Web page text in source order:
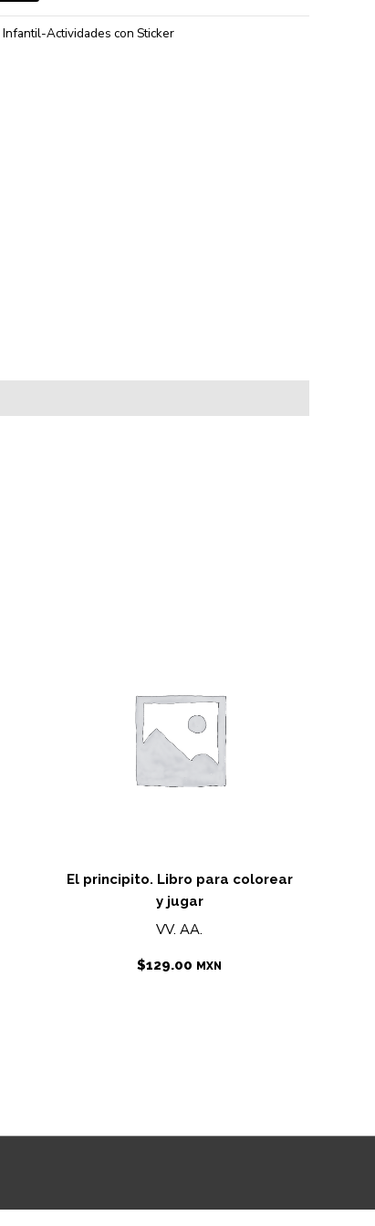
Infantil-Actividades con Sticker
El principito. Libro para colorear
y jugar
VV. AA.
$129.00 MXN